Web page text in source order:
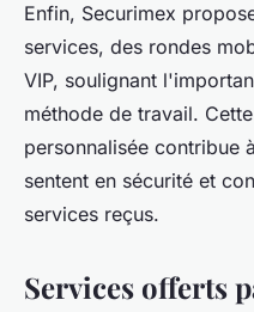
Enfin, Securimex
services, des rondes
VIP, soulignant
méthode de travail.
personnalisée contribue
sentent en sécurité et
services reçus.
Services offerts